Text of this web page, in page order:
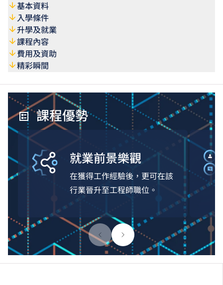
基本資料
入學條件
升學及就業
課程內容
費用及資助
精彩瞬間
課程優勢
就業前景樂觀
在獲得工作經驗後，更可在該
行業晉升至工程師職位。